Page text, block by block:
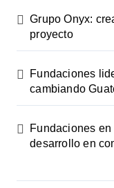
Grupo Onyx:
proyecto
Fundaciones
cambiando
Fundaciones
desarrollo en